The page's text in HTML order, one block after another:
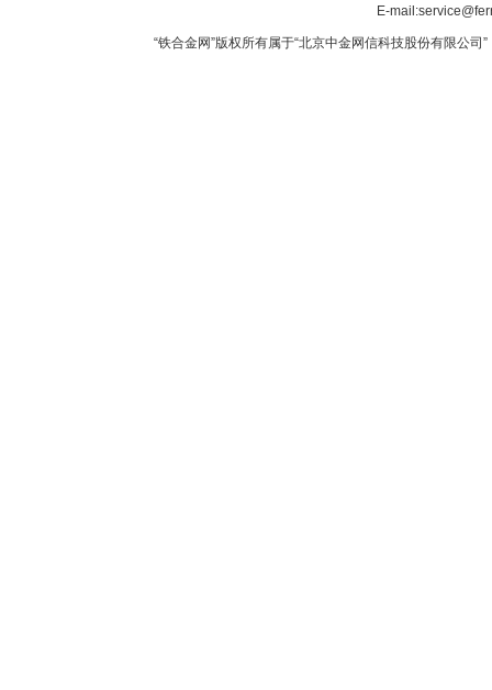
E-
“铁合金网”版权所有属于“北京中金网信科技股份有限公司